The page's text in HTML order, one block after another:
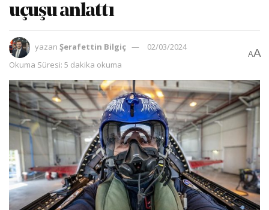
uçuşu anlattı
yazan Şerafettin Bilgiç
02/03/2024
Okuma Süresi: 5 dakika okuma
AA